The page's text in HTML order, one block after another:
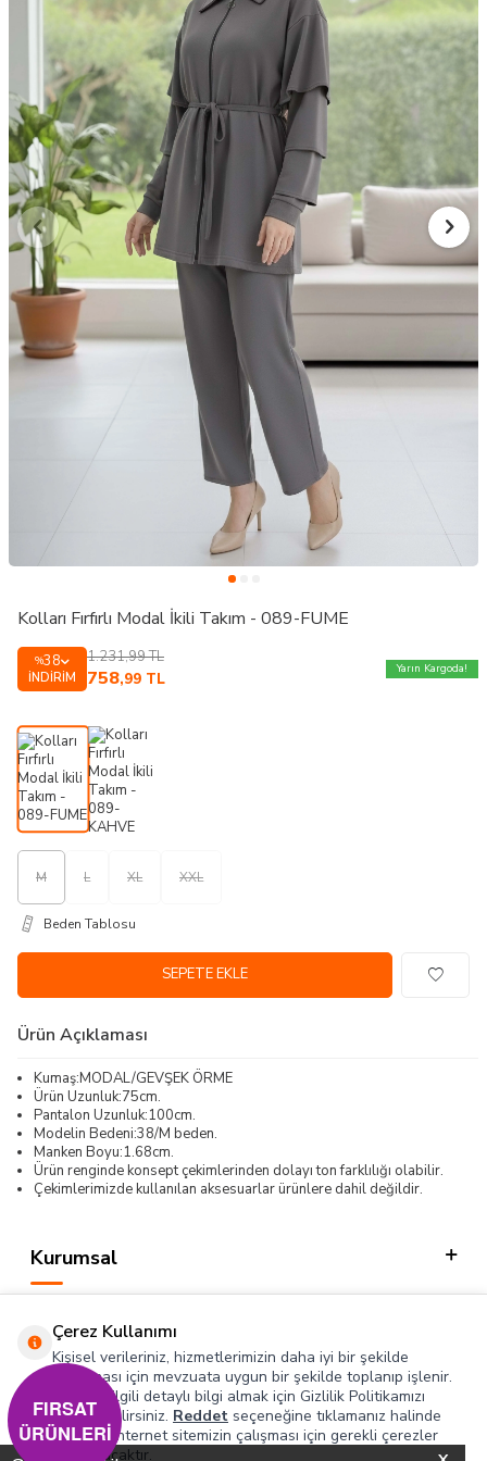
Kolları Fırfırlı Modal İkili Takım - 089-FUME
%38
İNDIRIM
1.231,99TL
758,99 TL
Yarın Kargoda!
M L XL XXL
Beden Tablosu
SEPETE EKLE
Ürün Açıklaması
Kumaş:MODAL/GEVŞEK ÖRME
Ürün Uzunluk:75cm.
Pantalon Uzunluk:100cm.
Modelin Bedeni:38/M beden.
Manken Boyu:1.68cm.
Ürün renginde konsept çekimlerinden dolayı ton farklılığı olabilir.
Çekimlerimizde kullanılan aksesuarlar ürünlere dahil değildir.
Kurumsal
Hızlı Erişim
Sosyal
Adres & İletişim
Çerez Kullanımı
Kişisel verileriniz, hizmetlerimizin daha iyi bir şekilde
sunulması için mevzuata uygun bir şekilde toplanıp işlenir.
Konuyla ilgili detaylı bilgi almak için Gizlilik Politikamızı
inceleyebilirsiniz. Reddet seçeneğine tıklamanız halinde
yalnızca internet sitemizin çalışması için gerekli çerezler
kullanılacaktır.
FIRSAT
ÜRÜNLERİ